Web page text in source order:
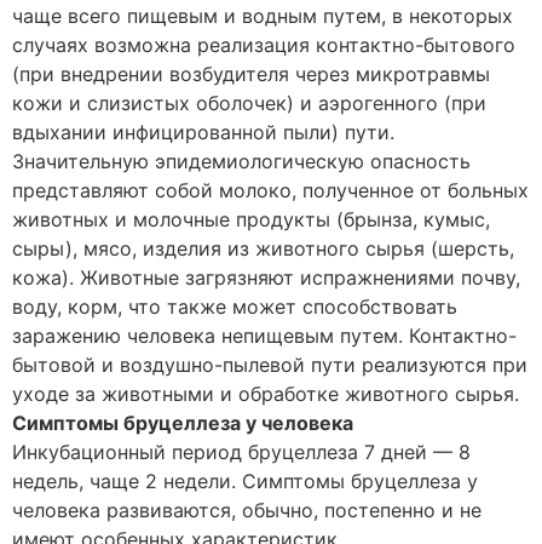
чаще всего пищевым и водным путем, в некоторых
случаях возможна реализация контактно-бытового
(при внедрении возбудителя через микротравмы
кожи и слизистых оболочек) и аэрогенного (при
вдыхании инфицированной пыли) пути.
Значительную эпидемиологическую опасность
представляют собой молоко, полученное от больных
животных и молочные продукты (брынза, кумыс,
сыры), мясо, изделия из животного сырья (шерсть,
кожа). Животные загрязняют испражнениями почву,
воду, корм, что также может способствовать
заражению человека непищевым путем. Контактно-
бытовой и воздушно-пылевой пути реализуются при
уходе за животными и обработке животного сырья.
Симптомы бруцеллеза у человека
Инкубационный период бруцеллеза 7 дней — 8
недель, чаще 2 недели. Симптомы бруцеллеза у
человека развиваются, обычно, постепенно и не
имеют особенных характеристик.